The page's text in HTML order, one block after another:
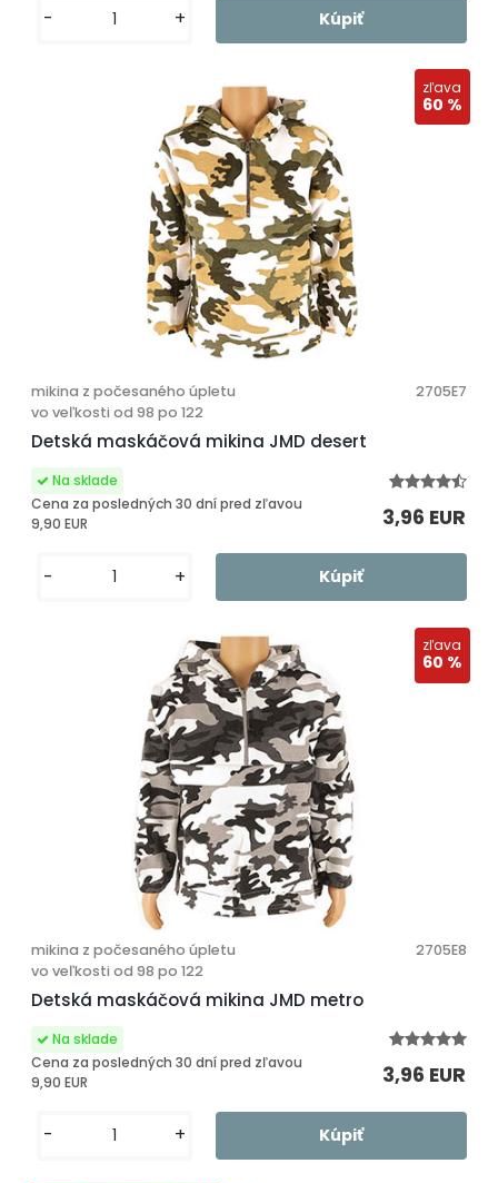
- +
Detská maskáčová mikina JMD desert
mikina z počesaného úpletu
vo veľkosti od 98 po 122
2705E7
Cena za posledných 30 dní pred zľavou
9,90 EUR
3,96 EUR
- +
zľava
60 %
Detská maskáčová mikina JMD metro
mikina z počesaného úpletu
vo veľkosti od 98 po 122
2705E8
Cena za posledných 30 dní pred zľavou
9,90 EUR
3,96 EUR
- +
zľava
60 %